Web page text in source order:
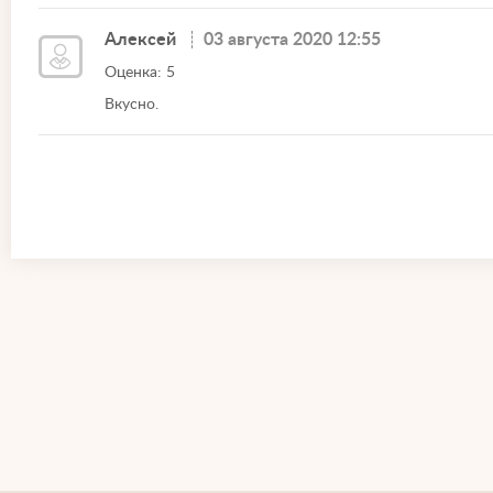
Алексей 03 августа 2020 12:55
Оценка: 5
Вкусно.